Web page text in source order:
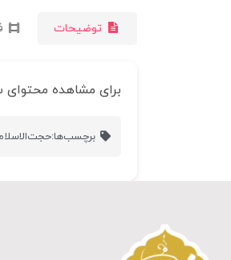
توضیحات
برای مشاهده محتوای
برچسب‌ها: